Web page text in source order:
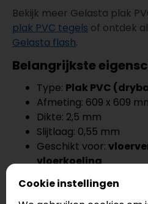
Bekijk meer Gelasta plak
plak PVC tegels of ontdek
Gelasta flash.
Belangrijkste
Type: Plak PVC
Afmeting: 609 x 609
Dikte: 2,5 mm
Slijtlaag: 0,55 mm
Geschikt voor:
vloerkoeling
Waterbestendig
Garantie: 25 jaar
Cookie instellingen